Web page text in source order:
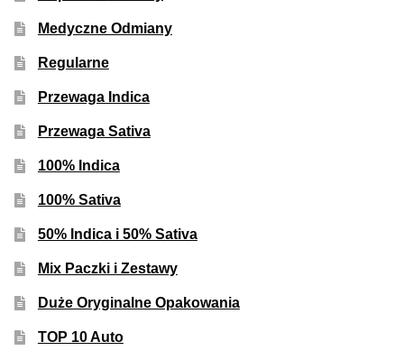
Fajki Wodne
Informacje
Blog
PROMOCJA 500 Plus
Harmonogram Outdoor
Medyczne Odmiany
Regularne
Przewaga Indica
Przewaga Sativa
100% Indica
100% Sativa
50% Indica i 50% Sativa
Mix Paczki i Zestawy
Duże Oryginalne Opakowania
TOP 10 Auto